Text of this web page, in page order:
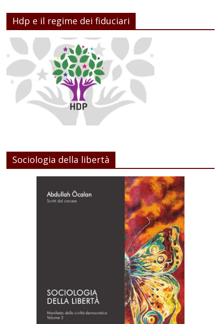
Hdp e il regime dei fiduciari
Sociologia della libertà